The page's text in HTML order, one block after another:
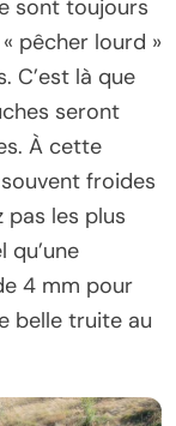
sont toujours
pêcher lourd »
C’est là que
seront
À cette
froides
pas les plus
4 mm pour
belle truite au